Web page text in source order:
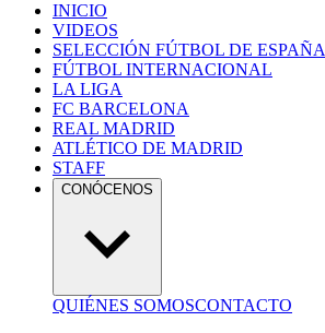
INICIO
VIDEOS
SELECCIÓN FÚTBOL DE ESPAÑA
FÚTBOL INTERNACIONAL
LA LIGA
FC BARCELONA
REAL MADRID
ATLÉTICO DE MADRID
STAFF
CONÓCENOS
QUIÉNES SOMOSCONTACTO